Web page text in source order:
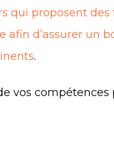
qui proposent des
afin d’assurer un
.
vos